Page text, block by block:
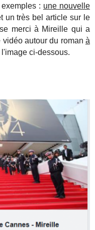
: une nouvelle
un très bel article sur le
merci à Mireille qui a
autour du roman à
l'image ci-dessous.